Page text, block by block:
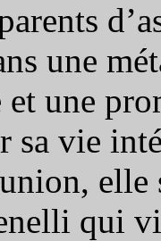
une
et une
sa vie
qui